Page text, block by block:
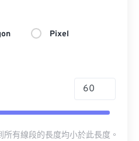
Pixel
有線段的長度均小於此長度。